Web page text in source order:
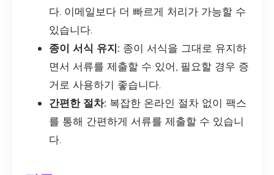
다. 이메일보다 더 빠르게 처리가 가능할 수
있습니다.
종이 서식 유지: 종이 서식을 그대로 유지하
면서 서류를 제출할 수 있어, 필요할 경우 증
거로 사용하기 좋습니다.
간편한 절차: 복잡한 온라인 절차 없이 팩스
를 통해 간편하게 서류를 제출할 수 있습니
다.